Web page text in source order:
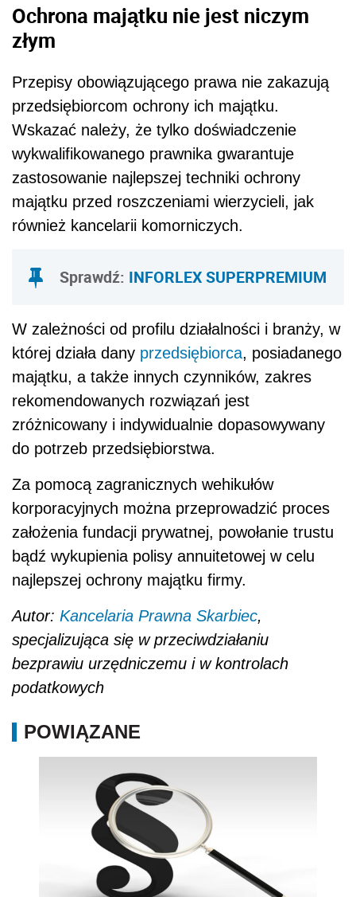
Ochrona majątku nie jest niczym
złym
Przepisy obowiązującego prawa nie zakazują
przedsiębiorcom ochrony ich majątku.
Wskazać należy, że tylko doświadczenie
wykwalifikowanego prawnika gwarantuje
zastosowanie najlepszej techniki ochrony
majątku przed roszczeniami wierzycieli, jak
również kancelarii komorniczych.
Sprawdź: INFORLEX SUPERPREMIUM
W zależności od profilu działalności i branży, w
której działa dany przedsiębiorca, posiadanego
majątku, a także innych czynników, zakres
rekomendowanych rozwiązań jest
zróżnicowany i indywidualnie dopasowywany
do potrzeb przedsiębiorstwa.
Za pomocą zagranicznych wehikułów
korporacyjnych można przeprowadzić proces
założenia fundacji prywatnej, powołanie trustu
bądź wykupienia polisy annuitetowej w celu
najlepszej ochrony majątku firmy.
Autor: Kancelaria Prawna Skarbiec,
specjalizująca się w przeciwdziałaniu
bezprawiu urzędniczemu i w kontrolach
podatkowych
POWIĄZANE